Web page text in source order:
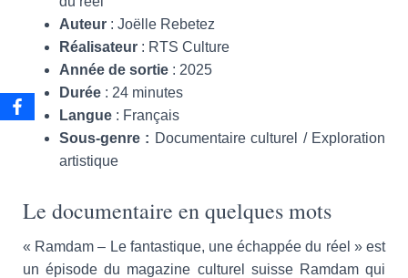
Auteur : Joëlle Rebetez
Réalisateur : RTS Culture
Année de sortie : 2025
Durée : 24 minutes
Langue : Français
Sous-genre : Documentaire culturel / Exploration
artistique
Le documentaire en quelques mots
« Ramdam – Le fantastique, une échappée du réel » est
un épisode du magazine culturel suisse Ramdam qui